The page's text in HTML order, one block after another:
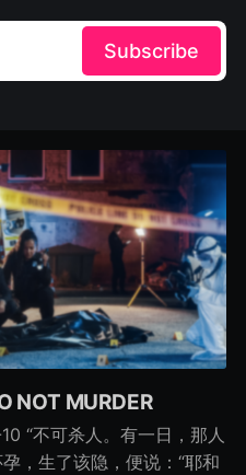
Subscribe
NOT MURDER
“不可杀人。有一日，那人
，生了该隐，便说：“耶和